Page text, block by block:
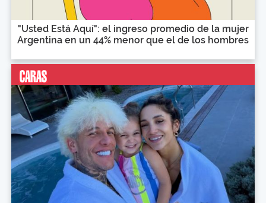
"Usted Está Aquí": el ingreso promedio de la mujer
Argentina en un 44% menor que el de los hombres